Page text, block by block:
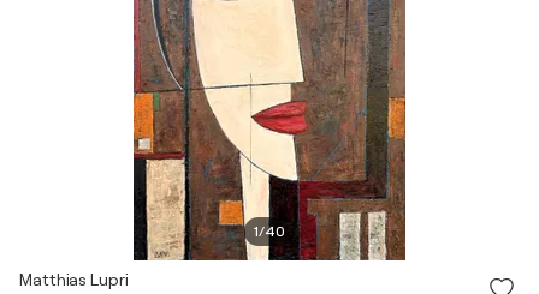
1/40
Matthias Lupri